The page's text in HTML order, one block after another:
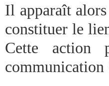
Il apparaît
constituer le
Cette action
communication